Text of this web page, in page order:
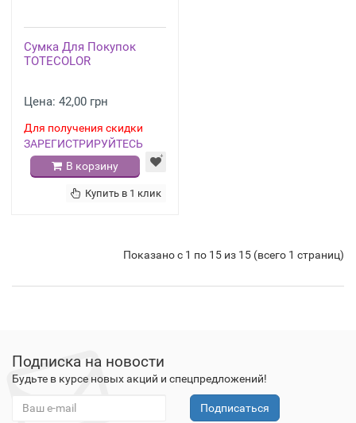
Сумка Для Покупок
TOTECOLOR
Цена: 42,00 грн
Для получения скидки
ЗАРЕГИСТРИРУЙТЕСЬ
В корзину
Купить в 1 клик
Показано с 1 по 15 из 15 (всего 1 страниц)
Подписка на новости
Будьте в курсе новых акций и спецпредложений!
Подписаться